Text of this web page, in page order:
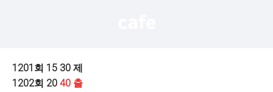
1201 회 15 30 제
1202회 20 40 출